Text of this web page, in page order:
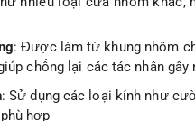
: Được làm từ khung nhôm
chống lại các tác nhân
: Sử dụng các loại kính như
hợp